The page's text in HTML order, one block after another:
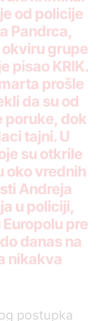
od policije
Pandrca,
grupe
pisao KRIK.
prošle
da su od
poruke, dok
tajni. U
su otkrile
oko vrednih
Andreja
u policiji,
pre
danas na
nikakva
postupka